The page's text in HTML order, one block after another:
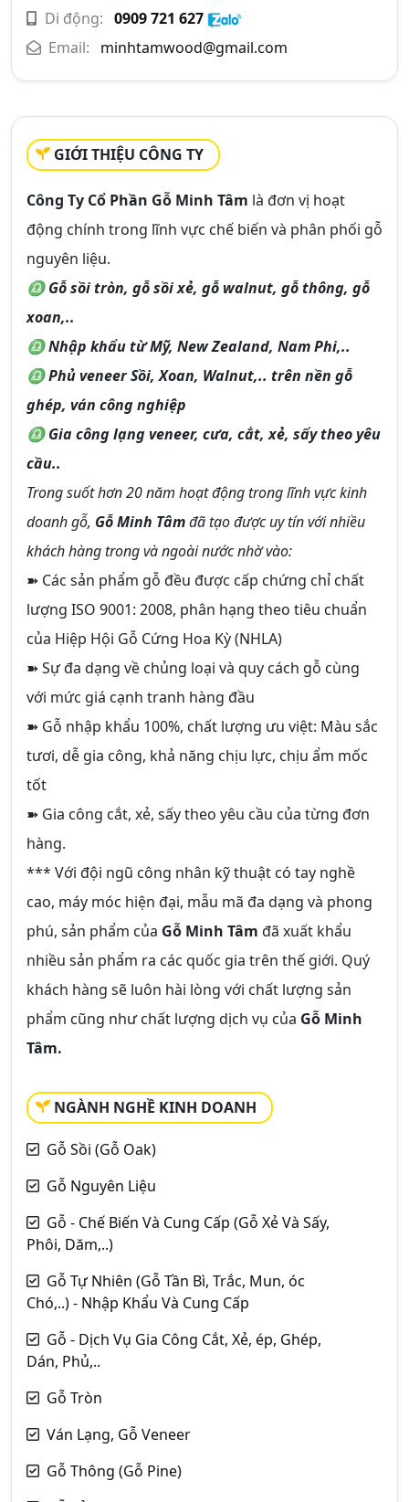
Di động: 0909 721 627
Email:
minhtamwood@gmail.com
GIỚI THIỆU CÔNG TY
Công Ty Cổ Phần Gỗ Minh Tâm là đơn vị hoạt
động chính trong lĩnh vực chế biến và phân phối gỗ
nguyên liệu.
♎ Gỗ sồi tròn, gỗ sồi xẻ, gỗ walnut, gỗ thông, gỗ
xoan,..
♎ Nhập khẩu từ Mỹ, New Zealand, Nam Phi,..
♎ Phủ veneer Sồi, Xoan, Walnut,.. trên nền gỗ
ghép, ván công nghiệp
♎ Gia công lạng veneer, cưa, cắt, xẻ, sấy theo yêu
cầu..
Trong suốt hơn 20 năm hoạt động trong lĩnh vực kinh
doanh gỗ, Gỗ Minh Tâmđã tạo được uy tín với nhiều
khách hàng trong và ngoài nước nhờ vào:
➽ Các sản phẩm gỗ đều được cấp chứng chỉ chất
lượng ISO 9001: 2008, phân hạng theo tiêu chuẩn
của Hiệp Hội Gỗ Cứng Hoa Kỳ (NHLA)
➽ Sự đa dạng về chủng loại và quy cách gỗ cùng
với mức giá cạnh tranh hàng đầu
➽ Gỗ nhập khẩu 100%, chất lượng ưu việt: Màu sắc
tươi, dễ gia công, khả năng chịu lực, chịu ẩm mốc
tốt
➽ Gia công cắt, xẻ, sấy theo yêu cầu của từng đơn
hàng.
*** Với đội ngũ công nhân kỹ thuật có tay nghề
cao, máy móc hiện đại, mẫu mã đa dạng và phong
phú, sản phẩm của Gỗ Minh Tâm đã xuất khẩu
nhiều sản phẩm ra các quốc gia trên thế giới. Quý
khách hàng sẽ luôn hài lòng với chất lượng sản
phẩm cũng như chất lượng dịch vụ của Gỗ Minh
Tâm.
NGÀNH NGHỀ KINH DOANH
Gỗ Sồi (Gỗ Oak)
Gỗ Nguyên Liệu
Gỗ - Chế Biến Và Cung Cấp (Gỗ Xẻ Và Sấy,
Phôi, Dăm,..)
Gỗ Tự Nhiên (Gỗ Tần Bì, Trắc, Mun, óc
Chó,..) - Nhập Khẩu Và Cung Cấp
Gỗ - Dịch Vụ Gia Công Cắt, Xẻ, ép, Ghép,
Dán, Phủ,..
Gỗ Tròn
Ván Lạng, Gỗ Veneer
Gỗ Thông (Gỗ Pine)